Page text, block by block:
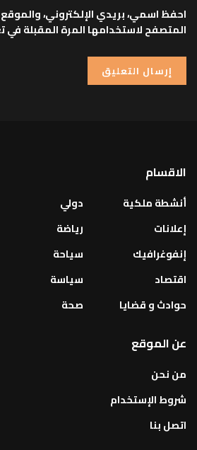
احفظ اسمي، بريدي الإلكتروني،
المتصفح لاستخدامها المرة المقبلة في
الاقسام
أنشطة ملكية
إعلانات
إنفوغرافيك
اقتصاد
حوادث و قضايا
دولي
رياضة
سياحة
سياسة
صحة
عن الموقع
من نحن
شروط الإستخدام
اتصل بنا